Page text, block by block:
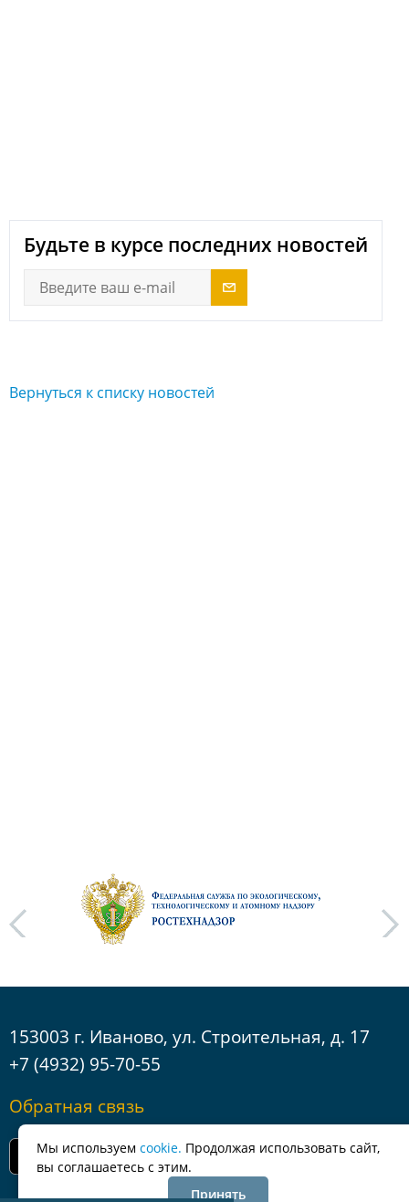
Будьте в курсе последних новостей
Вернуться к списку новостей
153003 г. Иваново, ул. Строительная, д. 17
+7 (4932) 95-70-55
Обратная связь
Мы используем cookie. Продолжая использовать сайт,
вы соглашаетесь с этим.
Принять